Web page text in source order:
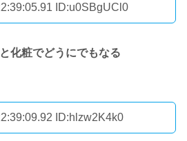
ID:u0SBgUCl0
化粧でどうにでもなる
ID:hlzw2K4k0